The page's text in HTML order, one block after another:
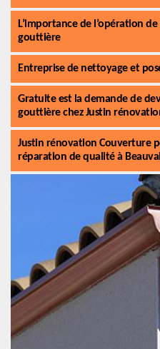
L’importance de l’opération
gouttière
Entreprise de nettoyage et
Gratuite est la demande de
gouttière chez Justin
Justin rénovation Couverture
réparation de qualité à